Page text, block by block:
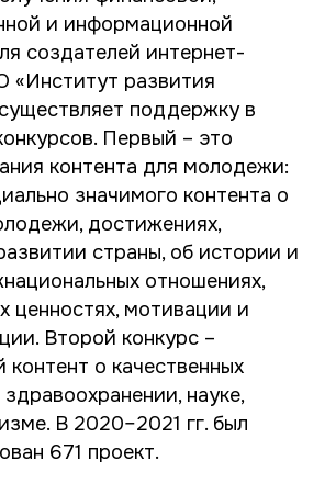
воркшопы от экспертов и
ВКонтакте и
Яндекс.Дзен,
рассказали о правилах
со СМИ,
на каждой из
собственного подкаста и
визуального, текстового и
участники форума
в конференция провалов от
проекта
миллионники». Блогеры
Наталья Медведева,
Штепс, MIA BOYKA,
TOSHAYO, Зера
Федотоврассказали